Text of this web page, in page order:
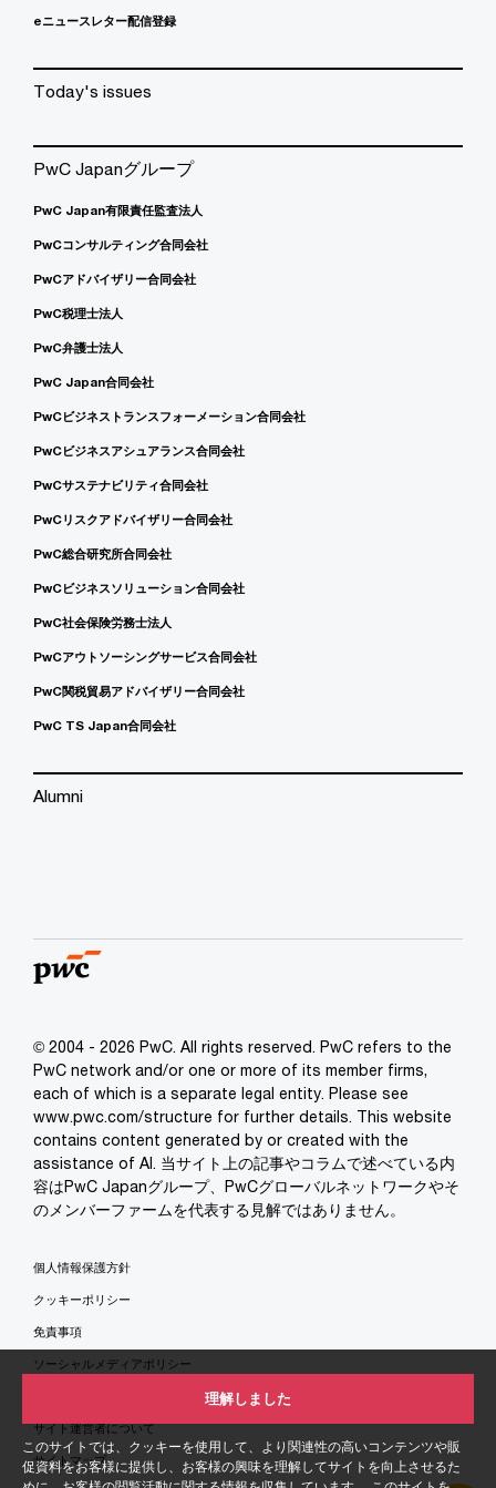
このサイトでは、クッキーを使用して、より関連性の高いコンテンツや販
促資料をお客様に提供し、お客様の興味を理解してサイトを向上させるた
理解しました
eニュースレター配信登録
Today's issues
PwC Japanグループ
PwC Japan有限責任監査法人
PwCコンサルティング合同会社
PwCアドバイザリー合同会社
PwC税理士法人
PwC弁護士法人
PwC Japan合同会社
PwCビジネストランスフォーメーション合同会社
PwCビジネスアシュアランス合同会社
PwCサステナビリティ合同会社
PwCリスクアドバイザリー合同会社
PwC総合研究所合同会社
PwCビジネスソリューション合同会社
PwC社会保険労務士法人
PwCアウトソーシングサービス合同会社
PwC関税貿易アドバイザリー合同会社
PwC TS Japan合同会社
Alumni
© 2004 - 2026 PwC. All rights reserved. PwC refers to the
PwC network and/or one or more of its member firms,
each of which is a separate legal entity. Please see
www.pwc.com/structure for further details. This website
contains content generated by or created with the
assistance of AI. 当サイト上の記事やコラムで述べている内
容はPwC Japanグループ、PwCグローバルネットワークやそ
のメンバーファームを代表する見解ではありません。
個人情報保護方針
クッキーポリシー
免責事項
ソーシャルメディアポリシー
サイト運営者について
サイトマップ